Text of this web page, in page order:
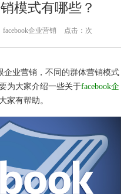
模式有哪些？
facebook企业营销 点击： 次
业营销，不同的群体营销模式
为大家介绍一些关于facebook企
家有帮助。